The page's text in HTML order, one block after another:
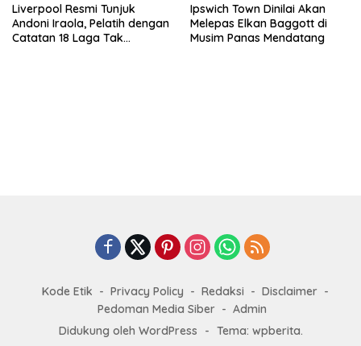
Liverpool Resmi Tunjuk
Andoni Iraola, Pelatih dengan
Catatan 18 Laga Tak
Ipswich Town Dinilai Akan
Melepas Elkan Baggott di
Musim Panas Mendatang
Kode Etik Privacy Policy Redaksi
Disclaimer
Pedoman Media Siber
Admin
Didukung oleh WordPress
- Tema: wpberita.